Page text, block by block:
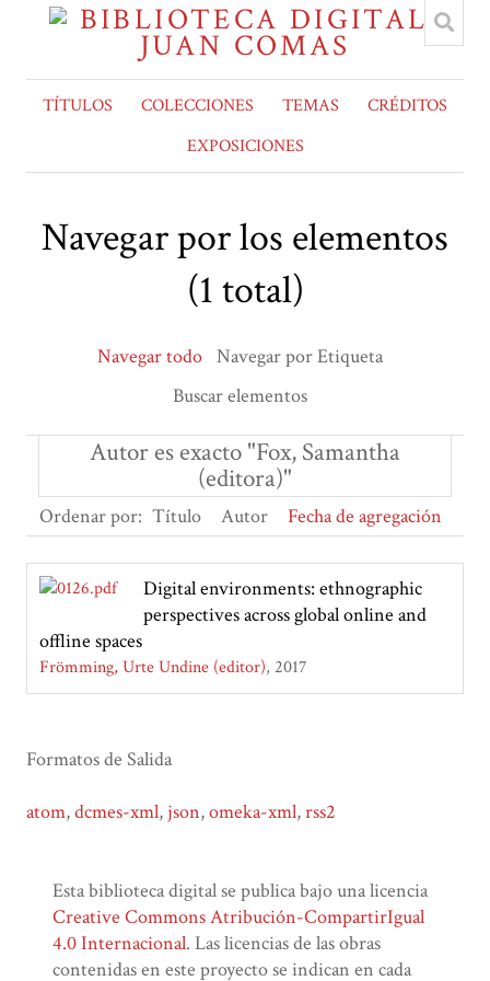
TÍTULOS COLECCIONES TEMAS
CRÉDITOS
EXPOSICIONES
Navegar por los elementos
(1 total)
Navegar todo Navegar por Etiqueta
Buscar elementos
Autor es exacto "Fox, Samantha
(editora)"
Ordenar por: Título Autor Fecha de agregación
Digital environments: ethnographic
perspectives across global online and
offline spaces
Frömming, Urte Undine (editor) 2017
Formatos de Salida
atom,dcmes-xml, json,omeka-xml,rss2
Esta biblioteca digital se publica bajo una licencia
Creative Commons Atribución-CompartirIgual
4.0 Internacional. Las licencias de las obras
contenidas en este proyecto se indican en cada